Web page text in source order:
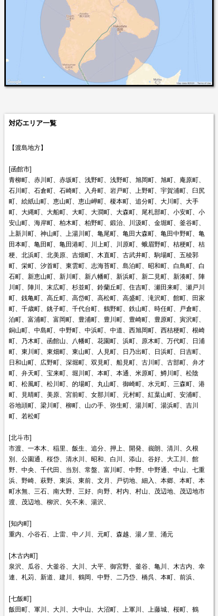
対応エリア一覧
【渡島地方】
[函館市]
青柳町、赤川町、赤坂町、浅野町、浅野町、旭岡町、旭町、庵原町、
石川町、石倉町、石崎町、入舟町、岩戸町、上野町、宇賀浦町、臼尻
町、絵紙山町、恵山町、恵山岬町、榎本町、追分町、大川町、大手
町、大縄町、大船町、大町、大澗町、大森町、尾札部町、小安町、小
安山町、海岸町、柏木町、柏野町、鍛治、川汲町、金堀町、釜谷町、
上新川町、神山町、上湯川町、亀尾町、亀田大森町、亀田中野町、亀
田本町、亀田町、亀田港町、川上町、川原町、蛾眉野町、桔梗町、桔
梗、北浜町、北美原、吉畑町、木直町、古武井町、駒場町、五稜郭
町、栄町、汐首町、東雲町、志海苔町、島泊町、昭和町、白鳥町、白
石町、新恵山町、新川町、新八幡町、新浜町、新二見町、新湊町、陣
川町、陣川、末広町、杉並町、鈴蘭丘町、住吉町、瀬田来町、瀬戸川
町、銭亀町、高丘町、高岱町、高松町、高盛町、滝沢町、館町、田家
町、千歳町、銚子町、千代台町、鶴野町、鉄山町、時任町、戸倉町、
泊町、富浦町、富岡町、豊浦町、豊川町、豊崎町、豊原町、寅沢町、
銅山町、中島町、中野町、中浜町、中道、西旭岡町、西桔梗町、根崎
町、乃木町、函館山、八幡町、花園町、浜町、原木町、万代町、日浦
町、東川町、東畑町、東山町、人見町、日乃出町、日浜町、日吉町、
日和山町、広野町、深堀町、双見町、船見町、古川町、古部町、弁才
町、弁天町、宝来町、堀川町、本町、本通、米原町、鱒川町、松陰
町、松風町、松川町、的場町、丸山町、御崎町、水元町、三森町、港
町、見晴町、美原、宮前町、女那川町、元村町、紅葉山町、安浦町、
谷地頭町、梁川町、柳町、山の手、弥生町、湯川町、湯浜町、吉川
町、若松町
[北斗市]
市渡、一本木、稲里、飯生、追分、押上、開発、峩朗、清川、久根
別、公園通、桜岱、清水川、昭和、白川、添山、谷好、大工川、館
野、中央、千代田、当別、常盤、富川町、中野、中野通、中山、七重
浜、野崎、萩野、東浜、東前、文月、戸切地、細入、本郷、本町、本
町水無、三石、南大野、三好、向野、村内、村山、茂辺地、茂辺地市
渡、茂辺地、柳沢、矢不来、湯沢、
[知内町]
重内、小谷石、上雷、中ノ川、元町、森越、湯ノ里、涌元
[木古内町]
泉沢、瓜谷、大釜谷、大川、大平、御宮野、釜谷、亀川、木古内、幸
連、札苅、新道、建川、鶴岡、中野、二乃岱、橋呉、本町、前浜、
[七飯町]
飯田町、軍川、大川、大中山、大沼町、上軍川、上藤城、桜町、鶴